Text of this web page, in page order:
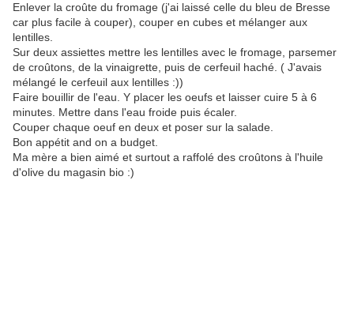
Enlever la croûte du fromage (j'ai laissé celle du bleu de Bresse
car plus facile à couper), couper en cubes et mélanger aux
lentilles.
Sur deux assiettes mettre les lentilles avec le fromage, parsemer
de croûtons, de la vinaigrette, puis de cerfeuil haché. ( J'avais
mélangé le cerfeuil aux lentilles :))
Faire bouillir de l'eau. Y placer les oeufs et laisser cuire 5 à 6
minutes. Mettre dans l'eau froide puis écaler.
Couper chaque oeuf en deux et poser sur la salade.
Bon appétit and on a budget.
Ma mère a bien aimé et surtout a raffolé des croûtons à l'huile
d'olive du magasin bio :)